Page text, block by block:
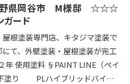
野県岡谷市 M様邸 ☆☆☆
ガード
根塗装専門店、キタジマ塗装で